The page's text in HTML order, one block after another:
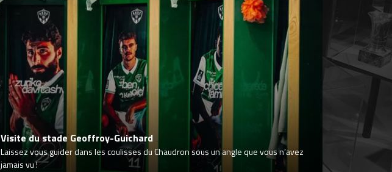
Visite du stade Geoffroy-Guichard
Laissez vous guider dans les coulisses du Chaudron sous un angle que vous n’avez
jamais vu !